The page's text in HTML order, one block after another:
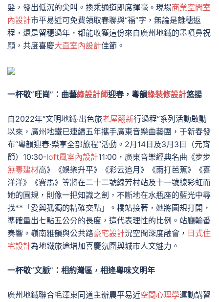
髮，發出低沉的尖叫。換乘通道即席揮毫。現場商業空間室
內設計市平易近可免費領取春聯與“福”字，無論是離穗返
程，還是留穗過年，都能收獲這份來自廣州地鐵的墨噴鼻祝
願，共度喜慶大直室內設計佳節。
一杯敬“旺崗”：曲藝綠設計師迎春，粵韻綠裝修設計悠揚
自2022年“文明地鐵·出色旅老屋翻新行過程”系列活動啟動
以來，廣州地鐵已連續五年攜手廣東音樂曲藝團，于新春發
布“粵韻迎春·樂享全部旅程”活動。2月14日及3月3日（元宵
節）10:30-loft風室內設計11:00，廣東音樂經典名曲《步步
無毒建材高》《娛樂升平》《彩云追月》《雨打芭蕉》《喜
洋洋》《賽馬》等將在二十二號線芳村站及十一號線彩虹而
她的圓規，則像一把知識之劍，不斷地在水瓶座的藍光中尋
找**「愛與孤獨的精確交點」。橋站接著，她將圓規打開，
準確量出七點五公分的長度，這代表理性的比例。站廳輪番
奏響。嶺南雅韻與公共路豪宅設計況空間深度融會， 日式住
宅設計為地鐵旅途增加喜慶氛圍與城市人文魅力。
一杯敬“文脈”：相約灣區，相逢粵味文明年
廣州地鐵聯合毛澤東同道主辦農平易近空間心理學運動講習